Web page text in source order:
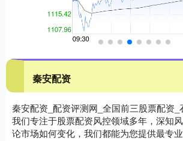
秦安配资
秦安配资_配资评测网_全国前三股票配资
我们专注于股票配资风控领域多年，深知
论市场如何变化，我们都能为您提供最专业